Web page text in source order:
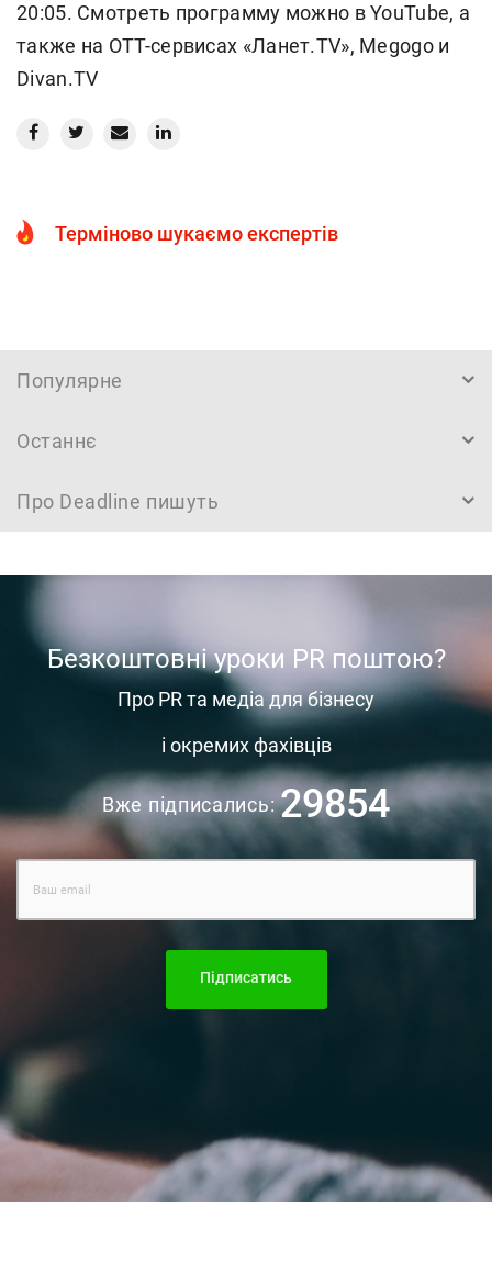
20:05. Смотреть программу можно в YouTube, а
также на ОТТ-сервисах «Ланет.TV», Megogo и
Divan.TV
Терміново шукаємо експертів
Популярне
Останнє
Про Deadline пишуть
Безкоштовні уроки PR поштою?
Про PR та медіа для бізнесу
і окремих фахівців
Вже підписались:29854
Підписатись